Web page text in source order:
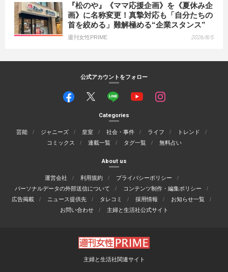
『松のや』《ママ応援企画》を《夏休み企
画》に名称変更！真摯対応も「自分たちの
首を絞める」難解極める“企業スタンス”
週刊女性PRIME 2026/8/5
公式アカウントをフォロー
Categories
芸能 ジャニーズ 皇室 社会・事件 ライフ
トレンド
コミックス
連載一覧 タグ一覧 無料占い
About us
運営会社 利用規約
プライバシーポリシー
パーソナルデータの外部送信について
コンテンツ制作・編集ポリシー
広告掲載
ニュース提供先 タレコミ 採用情報
お知らせ一覧
お問い合わせ
主婦と生活社公式サイト
主婦と生活社関連サイト